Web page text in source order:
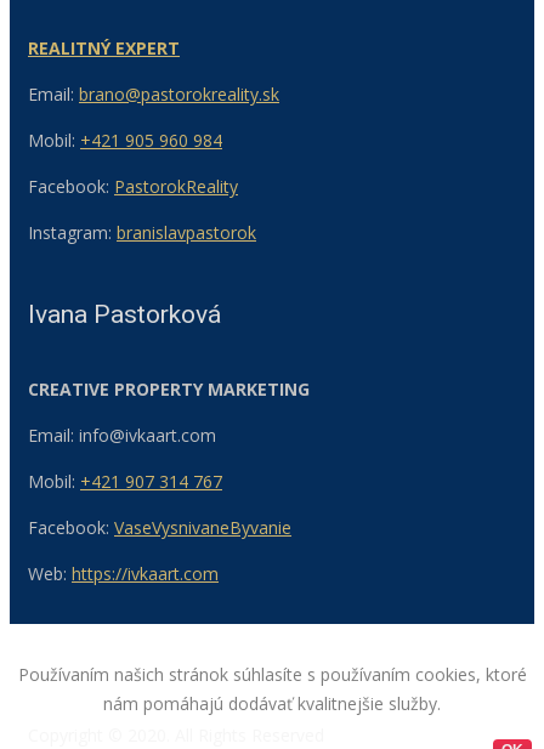
REALITNÝ EXPERT
Email: brano@pastorokreality.sk
Mobil: +421 905 960 984
Facebook: PastorokReality
Instagram: branislavpastorok
Ivana Pastorková
CREATIVE PROPERTY MARKETING
Email: info@ivkaart.com
Mobil: +421 907 314 767
Facebook: VaseVysnivaneByvanie
Web: https://ivkaart.com
Používaním našich stránok súhlasíte s používaním cookies, ktoré
nám pomáhajú dodávať kvalitnejšie služby.